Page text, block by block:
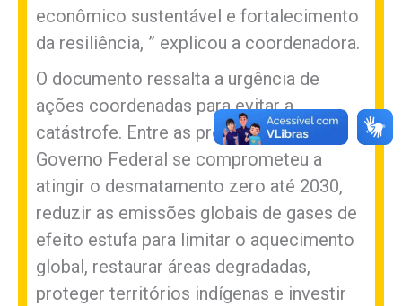
econômico sustentável e fortalecimento
da resiliência, ” explicou a coordenadora.
O documento ressalta a urgência de
ações coordenadas para evitar a
catástrofe. Entre as propostas, o
Governo Federal se comprometeu a
atingir o desmatamento zero até 2030,
reduzir as emissões globais de gases de
efeito estufa para limitar o aquecimento
global, restaurar áreas degradadas,
proteger territórios indígenas e investir